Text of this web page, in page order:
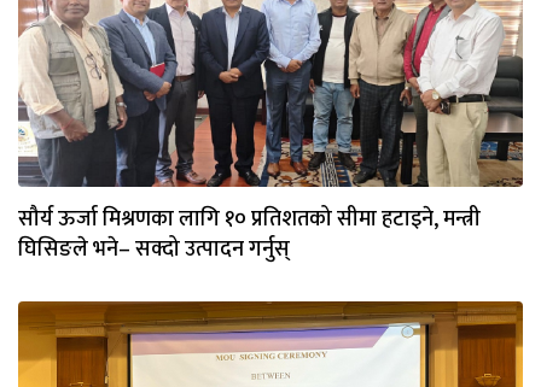
सौर्य ऊर्जा मिश्रणका लागि १० प्रतिशतको सीमा हटाइने, मन्त्री
घिसिङले भने– सक्दो उत्पादन गर्नुस्